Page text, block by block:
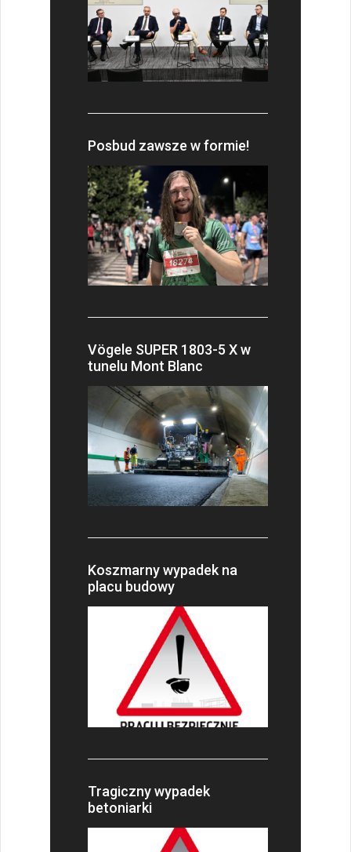
Posbud zawsze w formie!
Vögele SUPER 1803-5 X w
tunelu Mont Blanc
Koszmarny wypadek na
placu budowy
Tragiczny wypadek
betoniarki